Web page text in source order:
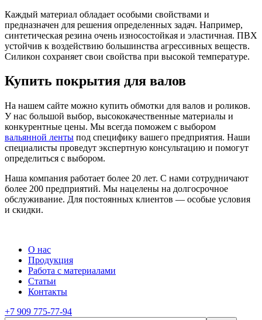
Каждый материал обладает особыми свойствами и
предназначен для решения определенных задач. Например,
синтетическая резина очень износостойкая и эластичная. ПВХ
устойчив к воздействию большинства агрессивных веществ.
Силикон сохраняет свои свойства при высокой температуре.
Купить покрытия для валов
На нашем сайте можно купить обмотки для валов и роликов.
У нас большой выбор, высококачественные материалы и
конкурентные цены. Мы всегда поможем с выбором
вальянной ленты под специфику вашего предприятия. Наши
специалисты проведут экспертную консультацию и помогут
определиться с выбором.
Наша компания работает более 20 лет. С нами сотрудничают
более 200 предприятий. Мы нацелены на долгосрочное
обслуживание. Для постоянных клиентов — особые условия
и скидки.
О нас
Продукция
Работа с материалами
Статьи
Контакты
+7 909 775-77-94